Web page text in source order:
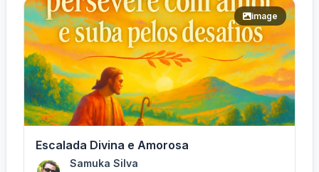
image
Escalada Divina e Amorosa
Samuka Silva